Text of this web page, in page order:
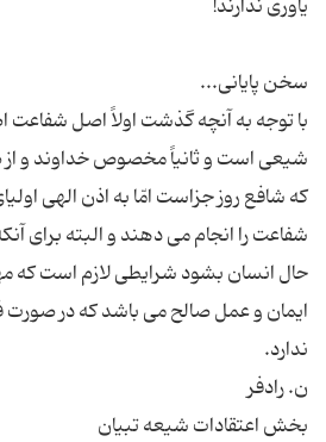
با توجه به آنچه گذشت اولاً اصل
شیعی است و ثانیاً مخصوص خداوند و
که شافع روز جزاست امّا به اذن الهی
شفاعت را انجام می دهند و البته برای
حال انسان بشود شرایطی لازم است که
ایمان و عمل صالح می باشد که در